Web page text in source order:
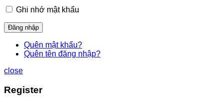
Ghi nhớ mật khẩu
Quên mật khẩu?
Quên tên đăng nhập?
close
Register